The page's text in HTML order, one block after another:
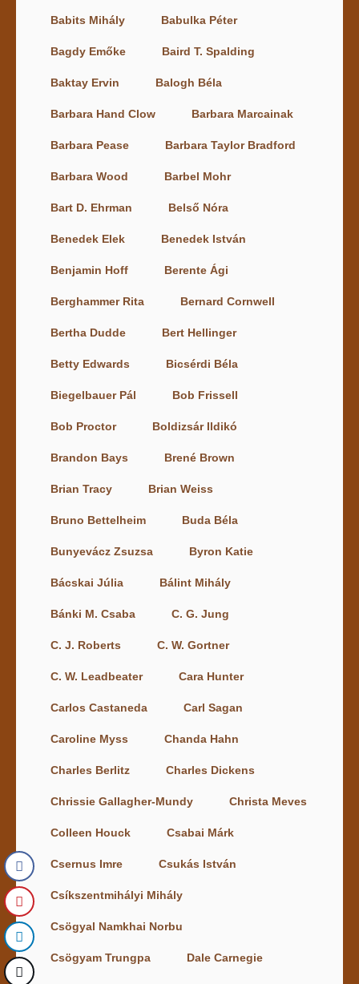
Babits Mihály Babulka Péter
Bagdy Emőke Baird T. Spalding
Baktay Ervin Balogh Béla
Barbara Hand Clow Barbara Marcainak
Barbara Pease Barbara Taylor Bradford
Barbara Wood Barbel Mohr
Bart D. Ehrman Belső Nóra
Benedek Elek Benedek István
Benjamin Hoff Berente Ági
Berghammer Rita Bernard Cornwell
Bertha Dudde Bert Hellinger
Betty Edwards Bicsérdi Béla
Biegelbauer Pál Bob Frissell
Bob Proctor Boldizsár Ildikó
Brandon Bays Brené Brown
Brian Tracy Brian Weiss
Bruno Bettelheim Buda Béla
Bunyevácz Zsuzsa Byron Katie
Bácskai Júlia Bálint Mihály
Bánki M. Csaba C. G. Jung
C. J. Roberts C. W. Gortner
C. W. Leadbeater Cara Hunter
Carlos Castaneda Carl Sagan
Caroline Myss Chanda Hahn
Charles Berlitz Charles Dickens
Chrissie Gallagher-Mundy Christa Meves
Colleen Houck Csabai Márk
Csernus Imre Csukás István
Csíkszentmihályi Mihály
Csögyal Namkhai Norbu
Csögyam Trungpa Dale Carnegie